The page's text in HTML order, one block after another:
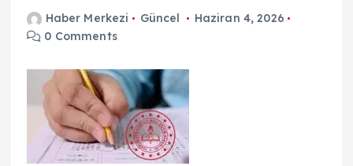
Haber Merkezi Güncel
Haziran 4, 2026
0 Comments